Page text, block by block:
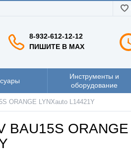
8-932-612-12-12
ПИШИТЕ В MAX
Инструменты и
оборудование
ORANGE LYNXauto L14421Y
BAU15S ORANGE